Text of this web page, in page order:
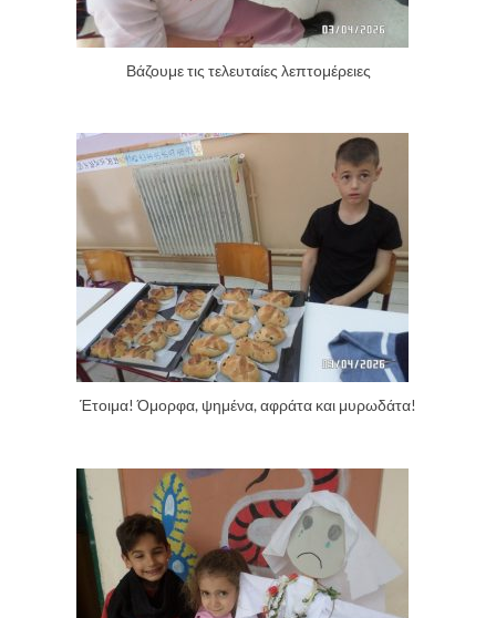
Βάζουμε τις τελευταίες λεπτομέρειες
Έτοιμα! Όμορφα, ψημένα, αφράτα και μυρωδάτα!